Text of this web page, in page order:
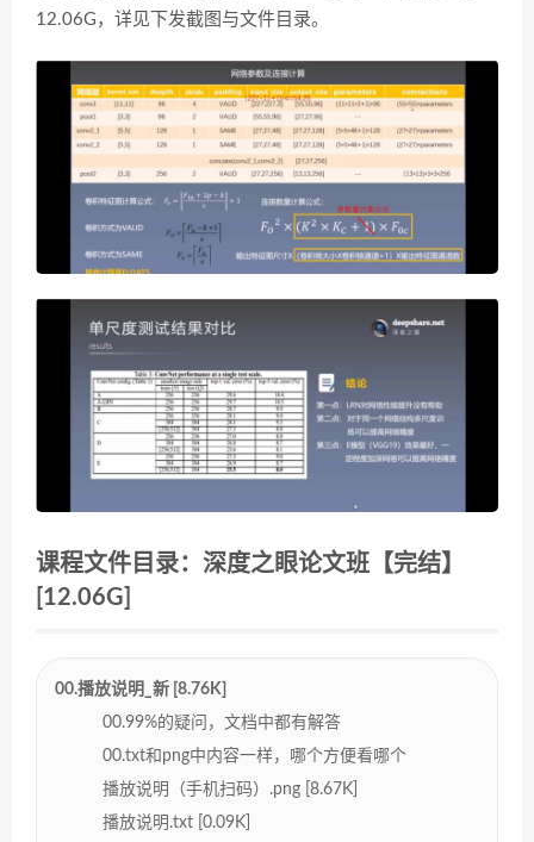
12.06G，详见下发截图与文件目录。
课程文件目录：深度之眼论文班【完结】
[12.06G]
00.播放说明_新 [8.76K]
00.99%的疑问，文档中都有解答
00.txt和png中内容一样，哪个方便看哪个
播放说明（手机扫码）.png [8.67K]
播放说明.txt [0.09K]